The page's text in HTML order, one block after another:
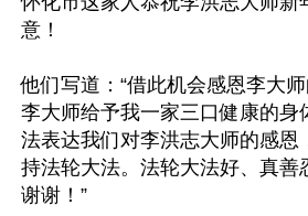
意！
他们写道：“借此机会感恩李大
李大师给予我一家三口健康的身
法表达我们对李洪志大师的感恩
持法轮大法。法轮大法好、真善
谢谢！”